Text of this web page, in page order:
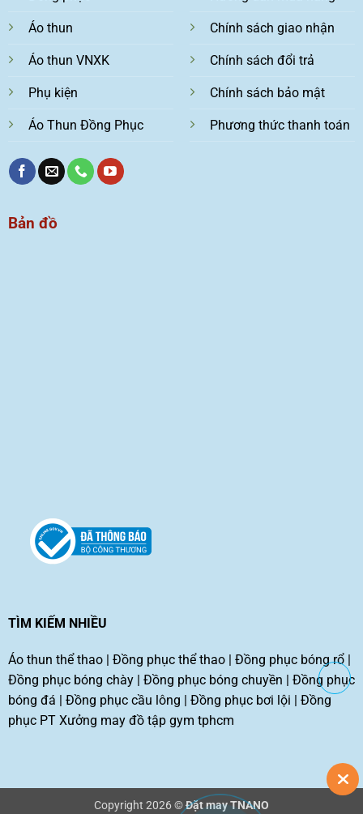
Áo thun
Áo thun VNXK
Phụ kiện
Áo Thun Đồng Phục
Chính sách giao nhận
Chính sách đổi trả
Chính sách bảo mật
Phương thức thanh toán
Bản đồ
TÌM KIẾM NHIỀU
Áo thun thể thao| Đồng phục thể thao| Đồng phục bóng rổ|
Đồng phục bóng chày| Đồng phục bóng chuyền
Đồng phục
bóng đá
Đồng phục cầu lông Đồng phục bơi lội
Đồng
phục PT Xưởng may đồ tập gym tphcm
Copyright 2026 ©Đặt may TNANO